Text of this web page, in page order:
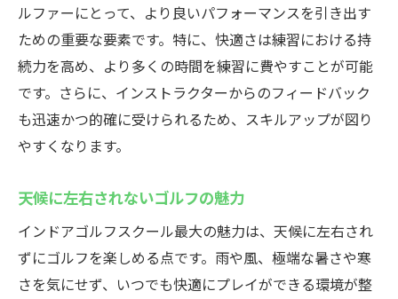
ルファーにとって、より良いパフォーマンスを引き出す
ための重要な要素です。特に、快適さは練習における持
続力を高め、より多くの時間を練習に費やすことが可能
です。さらに、インストラクターからのフィードバック
も迅速かつ的確に受けられるため、スキルアップが図り
やすくなります。
天候に左右されないゴルフの魅力
インドアゴルフスクール最大の魅力は、天候に左右され
ずにゴルフを楽しめる点です。雨や風、極端な暑さや寒
さを気にせず、いつでも快適にプレイができる環境が整